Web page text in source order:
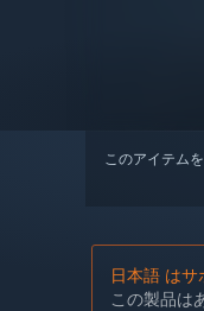
このアイテム
日本語 は
この製品は